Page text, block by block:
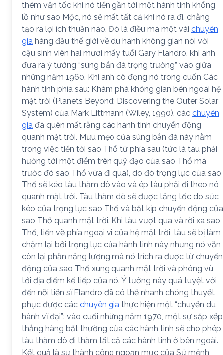
thêm vận tốc khi nó tiến gần tới một hành tinh khổng
lồ như sao Mộc, nó sẽ mất tất cả khi nó ra đi, chẳng
tạo ra lợi ích thuần nào. Đó là điều mà một vài chuyên
gia hàng đầu thế giới về du hành không gian nói với
cậu sinh viên hai mươi mấy tuổi Gary Flandro, khi anh
đưa ra ý tưởng “súng bắn đá trọng trường” vào giữa
những năm 1960. Khi anh cô đọng nó trong cuốn Các
hành tinh phía sau: Khám phá không gian bên ngoài hệ
mặt trời (Planets Beyond: Discovering the Outer Solar
System) của Mark Littmann (Wiley, 1990), các chuyên
gia đã quên mất rằng các hành tinh chuyển động
quanh mặt trời. Mưu mẹo của súng bắn đá này nằm
trong việc tiến tới sao Thổ từ phía sau (tức là tàu phải
hướng tới một điểm trên quỹ đạo của sao Thổ mà
trước đó sao Thổ vừa đi qua), do đó trọng lực của sao
Thổ sẽ kéo tàu thăm dò vào và ép tàu phải đi theo nó
quanh mặt trời. Tàu thăm dò sẽ được tăng tốc do sức
kéo của trọng lực sao Thổ và bắt kịp chuyển động của
sao Thổ quanh mặt trời. Khi tàu vượt qua và rời xa sao
Thổ, tiến về phía ngoại vi của hệ mặt trời, tàu sẽ bị làm
chậm lại bởi trọng lực của hành tinh này nhưng nó vẫn
còn lại phần năng lượng mà nó trích ra được từ chuyển
động của sao Thổ xung quanh mặt trời và phóng vù
tới địa điểm kế tiếp của nó. Ý tưởng này quá tuyệt vời
đến nỗi tiến sĩ Flandro đã có thể nhanh chóng thuyết
phục được các chuyên gia thực hiện một “chuyến du
hành vĩ đại”: vào cuối những năm 1970, một sự sắp xếp
thẳng hàng bất thường của các hành tinh sẽ cho phép
tàu thăm dò đi thăm tất cả các hành tinh ở bên ngoài.
Kết quả là sự thành công ngoạn mục của Sứ mệnh